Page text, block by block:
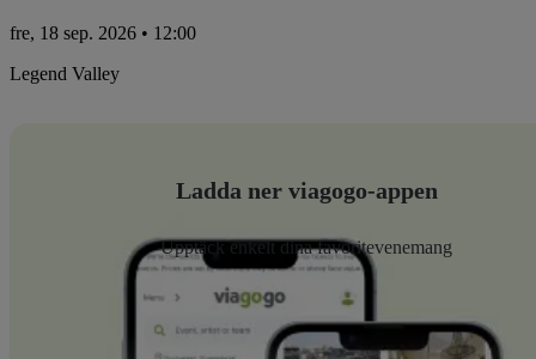
fre, 18 sep. 2026 • 12:00
Legend Valley
Ladda ner viagogo-appen
Upptäck enkelt dina favoritevenemang